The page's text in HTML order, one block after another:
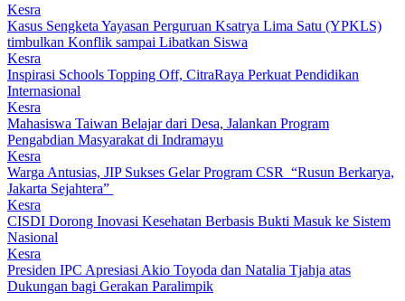
Kesra
Kasus Sengketa Yayasan Perguruan Ksatrya Lima Satu (YPKLS)
timbulkan Konflik sampai Libatkan Siswa
Kesra
Inspirasi Schools Topping Off, CitraRaya Perkuat Pendidikan
Internasional
Kesra
Mahasiswa Taiwan Belajar dari Desa, Jalankan Program
Pengabdian Masyarakat di Indramayu
Kesra
Warga Antusias, JIP Sukses Gelar Program CSR “Rusun Berkarya,
Jakarta Sejahtera”
Kesra
CISDI Dorong Inovasi Kesehatan Berbasis Bukti Masuk ke Sistem
Nasional
Kesra
Presiden IPC Apresiasi Akio Toyoda dan Natalia Tjahja atas
Dukungan bagi Gerakan Paralimpik